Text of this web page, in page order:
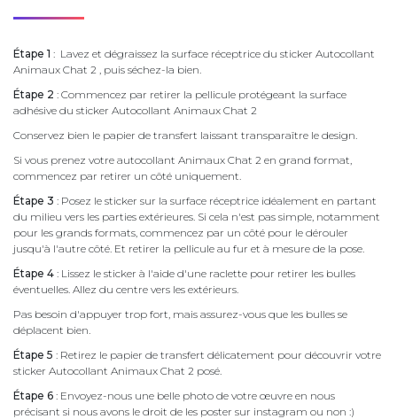
Étape 1 : Lavez et dégraissez la surface réceptrice du sticker Autocollant
Animaux Chat 2 , puis séchez-la bien.
Étape 2 : Commencez par retirer la pellicule protégeant la surface
adhésive du sticker Autocollant Animaux Chat 2
Conservez bien le papier de transfert laissant transparaître le design.
Si vous prenez votre autocollant Animaux Chat 2 en grand format,
commencez par retirer un côté uniquement.
Étape 3 : Posez le sticker sur la surface réceptrice idéalement en partant
du milieu vers les parties extérieures. Si cela n'est pas simple, notamment
pour les grands formats, commencez par un côté pour le dérouler
jusqu'à l'autre côté. Et retirer la pellicule au fur et à mesure de la pose.
Étape 4 : Lissez le sticker à l'aide d'une raclette pour retirer les bulles
éventuelles. Allez du centre vers les extérieurs.
Pas besoin d'appuyer trop fort, mais assurez-vous que les bulles se
déplacent bien.
Étape 5 : Retirez le papier de transfert délicatement pour découvrir votre
sticker Autocollant Animaux Chat 2 posé.
Étape 6 : Envoyez-nous une belle photo de votre œuvre en nous
précisant si nous avons le droit de les poster sur instagram ou non :)